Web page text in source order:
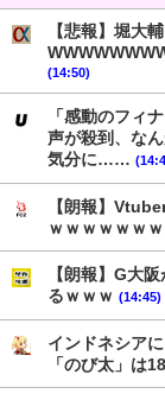
【悲報】堀大
(14:50)
「感動のフィ
声が殺到、な
気分に……
【朗報】
ｗｗｗｗｗｗｗ
【朗報】G大
るｗｗｗ (14:45)
インドネシア
「のび太」は